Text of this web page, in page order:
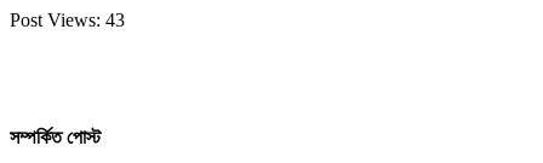
Post Views: 43
সম্পর্কিত পোস্ট